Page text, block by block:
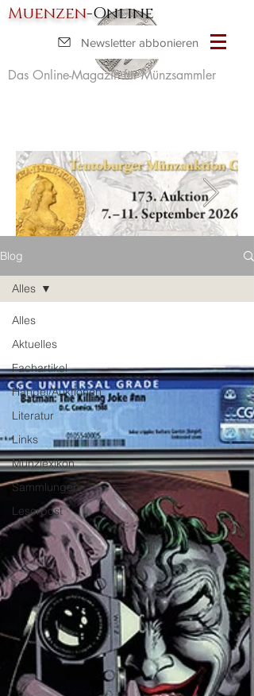
Muenzen-Online
Das Online-Magazin für Münzsammler
Newsletter abbonieren
Blog
Alles
Aktuelles
Fachartikel
Handel/Auktionen
Literatur
Links
Münzlexikon
Sammlungen
Leserpost
Alles